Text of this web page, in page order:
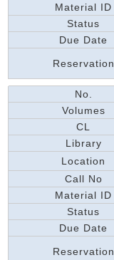
Material ID
Status
Due Date
Reservation
No.
Volumes
CL
Library
Location
Call No
Material ID
Status
Due Date
Reservation